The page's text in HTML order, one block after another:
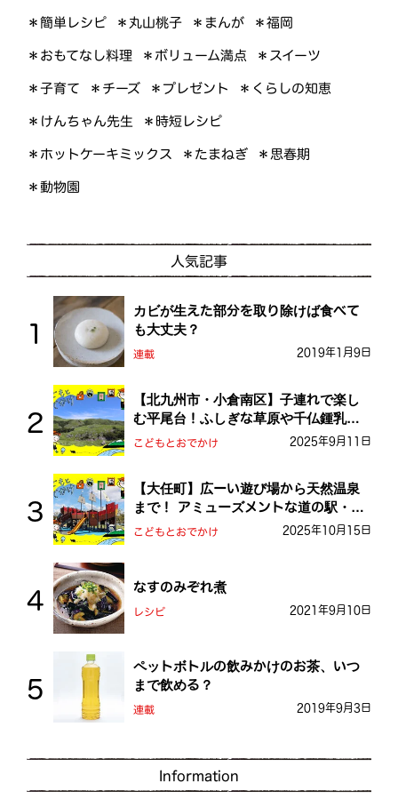
＊簡単レシピ ＊丸山桃子 ＊まんが ＊福岡
＊おもてなし料理 ＊ボリューム満点 ＊スイーツ
＊子育て ＊チーズ ＊プレゼント ＊くらしの知恵
＊けんちゃん先生 ＊時短レシピ
＊ホットケーキミックス ＊たまねぎ ＊思春期
＊動物園
人気記事
カビが生えた部分を取り除けば食べて
も大丈夫？
連載 2019年1月9日
【北九州市・小倉南区】子連れで楽し
む平尾台！ふしぎな草原や千仏鍾乳洞
を探検しよう！
こどもとおでかけ 2025年9月11日
【大任町】広ーい遊び場から天然温泉
まで！ アミューズメントな道の駅・お
おとう桜街道
こどもとおでかけ 2025年10月15日
なすのみぞれ煮
レシピ 2021年9月10日
ペットボトルの飲みかけのお茶、いつ
まで飲める？
連載 2019年9月3日
Information